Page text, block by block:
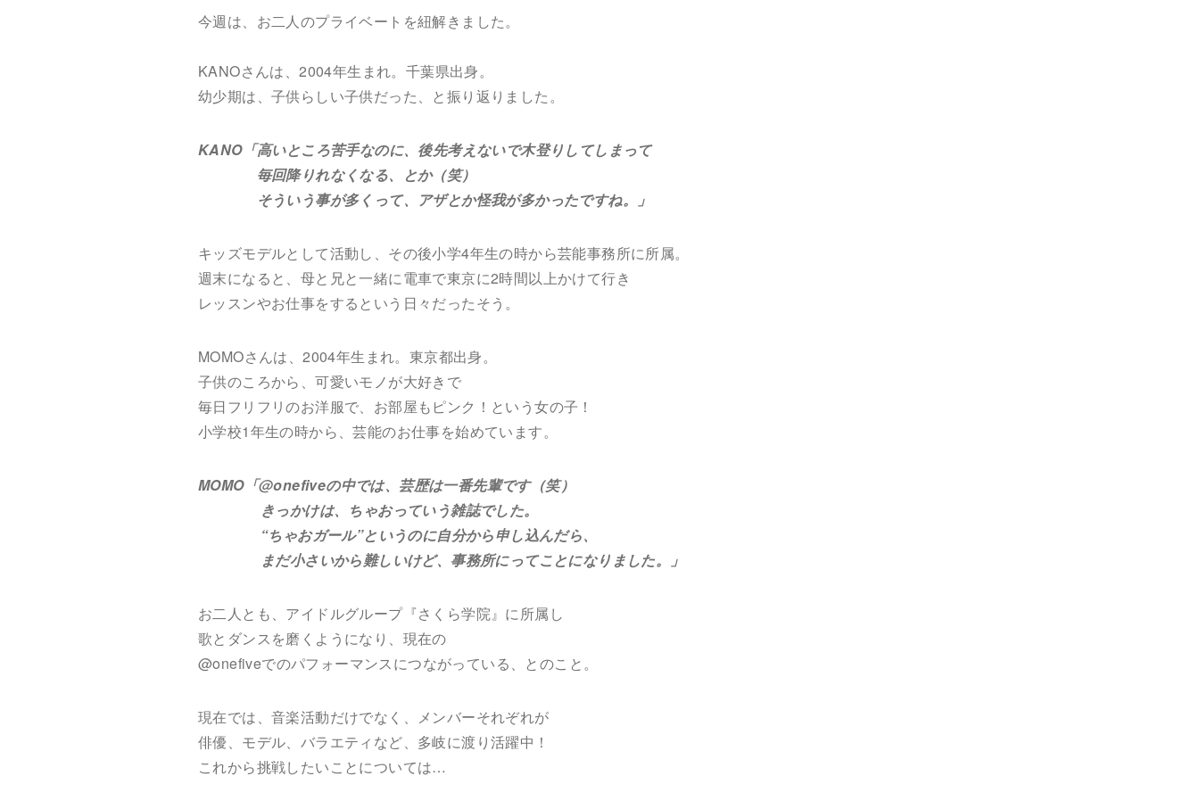
今週は、お二人のプライベートを紐解きました。
KANOさんは、2004年生まれ。千葉県出身。
幼少期は、子供らしい子供だった、と振り返りました。
KANO「高いところ苦手なのに、後先考えないで木登りしてしまって
毎回降りれなくなる、とか（笑）
そういう事が多くって、アザとか怪我が多かったですね。」
キッズモデルとして活動し、その後小学4年生の時から芸能事務所に所属。
週末になると、母と兄と一緒に電車で東京に2時間以上かけて行き
レッスンやお仕事をするという日々だったそう。
MOMOさんは、2004年生まれ。東京都出身。
子供のころから、可愛いモノが大好きで
毎日フリフリのお洋服で、お部屋もピンク！という女の子！
小学校1年生の時から、芸能のお仕事を始めています。
MOMO「@onefiveの中では、芸歴は一番先輩です（笑）
きっかけは、ちゃおっていう雑誌でした。
“ちゃおガール”というのに自分から申し込んだら、
まだ小さいから難しいけど、事務所にってことになりました。」
お二人とも、アイドルグループ『さくら学院』に所属し
歌とダンスを磨くようになり、現在の
@onefiveでのパフォーマンスにつながっている、とのこと。
現在では、音楽活動だけでなく、メンバーそれぞれが
俳優、モデル、バラエティなど、多岐に渡り活躍中！
これから挑戦したいことについては…